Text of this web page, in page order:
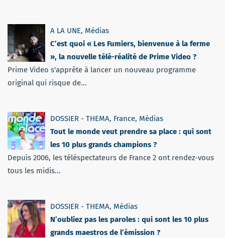
A LA UNE, Médias
C’est quoi « Les Fumiers, bienvenue à la ferme
», la nouvelle télé-réalité de Prime Video ?
Prime Video s'apprête à lancer un nouveau programme
original qui risque de...
DOSSIER - THEMA, France, Médias
Tout le monde veut prendre sa place : qui sont
les 10 plus grands champions ?
Depuis 2006, les téléspectateurs de France 2 ont rendez-vous
tous les midis...
DOSSIER - THEMA, Médias
N’oubliez pas les paroles : qui sont les 10 plus
grands maestros de l’émission ?